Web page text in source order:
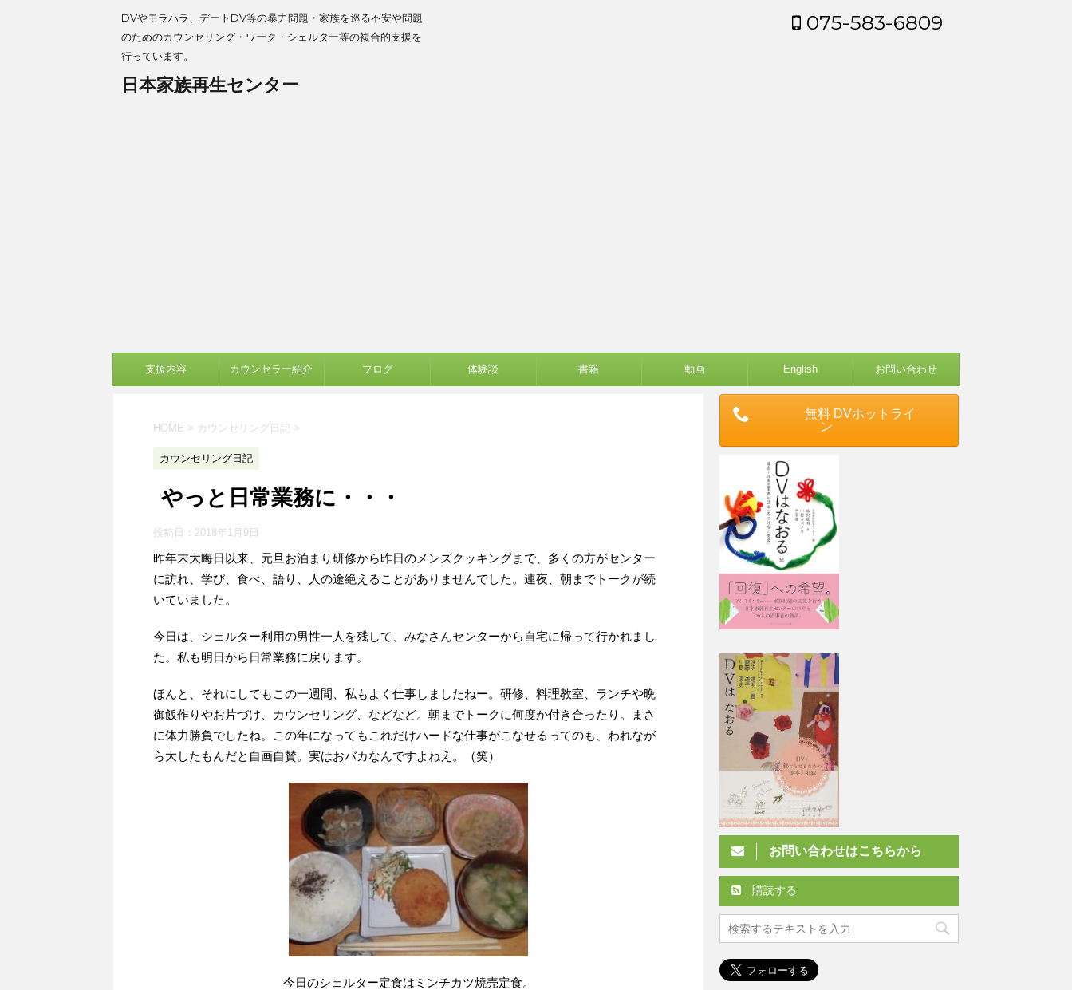
DVやモラハラ、デートDV等の暴力問題・家族を巡る不安や問題
のためのカウンセリング・ワーク・シェルター等の複合的支援を
行っています。
日本家族再生センター
075-583-6809
支援内容 カウンセラー紹介 ブログ 体験談 書籍 動画 English お問い合わせ
HOME > カウンセリング日記 >
カウンセリング日記
やっと日常業務に・・・
投稿日： 2018年1月9日
昨年末大晦日以来、元旦お泊まり研修から昨日のメンズクッキングまで、多くの方がセンター
に訪れ、学び、食べ、語り、人の途絶えることがありませんでした。連夜、朝までトークが続
いていました。
今日は、シェルター利用の男性一人を残して、みなさんセンターから自宅に帰って行かれまし
た。私も明日から日常業務に戻ります。
ほんと、それにしてもこの一週間、私もよく仕事しましたねー。研修、料理教室、ランチや晩
御飯作りやお片づけ、カウンセリング、などなど。朝までトークに何度か付き合ったり。まさ
に体力勝負でしたね。この年になってもこれだけハードな仕事がこなせるってのも、われなが
ら大したもんだと自画自賛。実はおバカなんですよねえ。（笑）
今日のシェルター定食はミンチカツ焼売定食。
無料 DVホットライ
ン
お問い合わせはこちらから
購読する